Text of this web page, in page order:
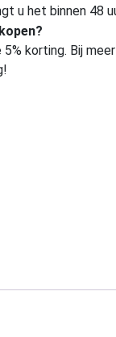
u het binnen 48
korting. Bij